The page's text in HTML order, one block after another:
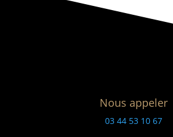
Nous appeler
03 44 53 10 67